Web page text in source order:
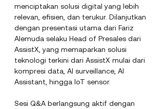
menciptakan solusi digital yang lebih
relevan, efisien, dan terukur. Dilanjutkan
dengan presentasi utama dari Fariz
Alemuda selaku Head of Presales dari
AssistX, yang memaparkan solusi
teknologi terkini dari AssistX mulai dari
kompresi data, AI surveillance, AI
Assistant, hingga IoT sensor.
Sesi Q&A berlangsung aktif dengan